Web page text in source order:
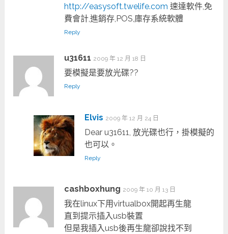
http://easysoft.twelife.com 速達軟件,免
費會計,進銷存,POS,庫存系統軟體
Reply
u31611 2009 年 12 月 18 日
要模擬是要放光碟??
Reply
Elvis 2009 年 12 月 24 日
Dear u31611, 放光碟也行，掛模擬的
也可以。
Reply
cashboxhung 2009 年 10 月 13 日
我在linux下用virtualbox開起再生龍
直到提示插入usb裝置
但是我插入usb後再生龍卻說找不到